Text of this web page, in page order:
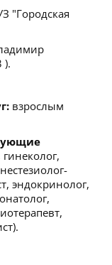
"Городская
).
взрослым
эндокринолог,